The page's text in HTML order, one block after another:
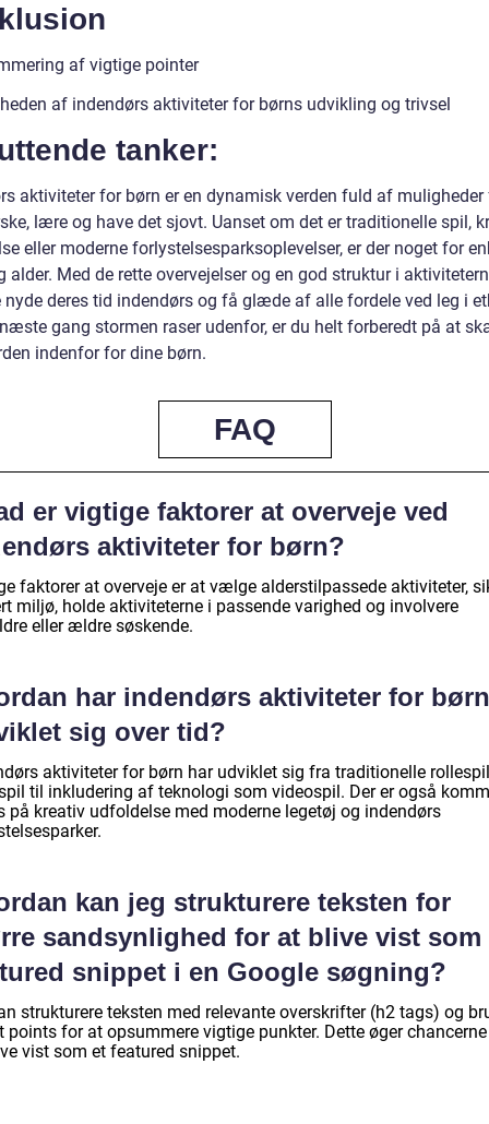
af vigtige pointer
af indendørs aktiviteter for børns udvikling og trivsel
tanker:
aktiviteter for børn er en dynamisk verden fuld af muligheder
lære og have det sjovt. Uanset om det er traditionelle spil,
eller moderne forlystelsesparksoplevelser, er der noget for
alder. Med de rette overvejelser og en god struktur i
nyde deres tid indendørs og få glæde af alle fordele ved leg i
gang stormen raser udenfor, er du helt forberedt på at
indenfor for dine børn.
FAQ
er vigtige faktorer at overveje ved
aktiviteter for børn?
faktorer at overveje er at vælge alderstilpassede aktiviteter,
miljø, holde aktiviteterne i passende varighed og involvere
eller ældre søskende.
har indendørs aktiviteter for børn
sig over tid?
aktiviteter for børn har udviklet sig fra traditionelle
til inkludering af teknologi som videospil. Der er også
på kreativ udfoldelse med moderne legetøj og indendørs
kan jeg strukturere teksten for
sandsynlighed for at blive vist som
snippet i en Google søgning?
strukturere teksten med relevante overskrifter (h2 tags) og
points for at opsummere vigtige punkter. Dette øger
vist som et featured snippet.